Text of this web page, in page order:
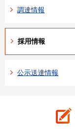
調達情報
採用情報
公示送達情報